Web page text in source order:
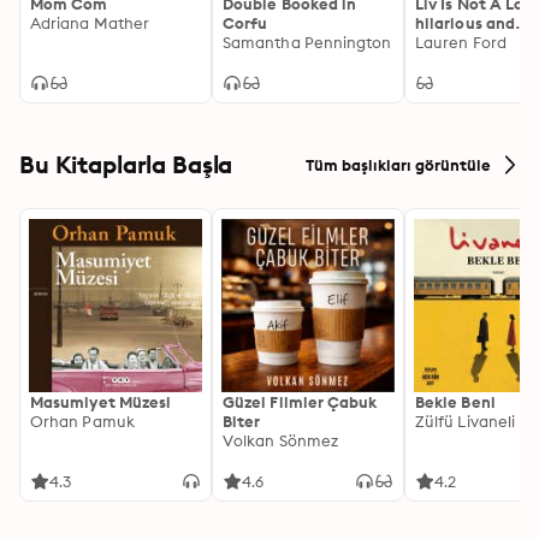
Adriana Mather
Corfu
Samantha Pennington
hilarious and
heartwarming
Lauren Ford
Bu Kitaplarla Başla Tüm başlıkları görüntüle
Masumiyet Müzesi
Orhan Pamuk
4.3
Güzel Filmler Çabuk
Biter
Volkan Sönmez
4.6
Bekle Beni
Zülfü Livaneli
4.2